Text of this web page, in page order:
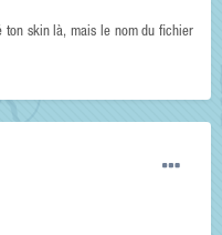
ton skin là, mais le nom du fichier